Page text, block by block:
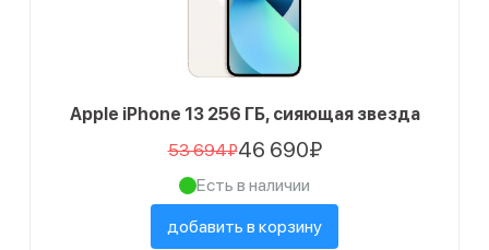
Apple iPhone 13 256 ГБ, сияющая звезда
53 694₽46 690₽
Есть в наличии
добавить в корзину